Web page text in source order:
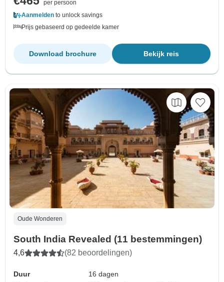
per persoon
Aanmelden to unlock savings
Prijs gebaseerd op gedeelde kamer
Bekijk reis
Download brochure
Oude Wonderen
South India Revealed (11 bestemmingen)
4,6 (82 beoordelingen)
Duur
16 dagen